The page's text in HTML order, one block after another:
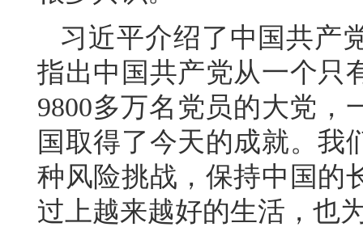
习近平介绍了中国共产
指出中国共产党从一个只
9800多万名党员的大党，
国取得了今天的成就。我
种风险挑战，保持中国的
过上越来越好的生活，也